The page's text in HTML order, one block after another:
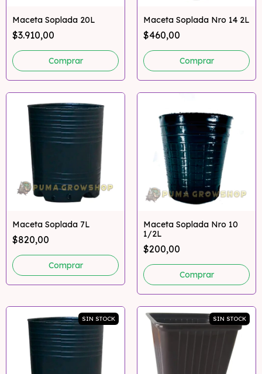
Maceta Soplada 20L
$3.910,00
Maceta Soplada Nro 14 2L
$460,00
Maceta Soplada 7L
$820,00
Maceta Soplada Nro 10
1/2L
$200,00
SIN STOCK SIN STOCK